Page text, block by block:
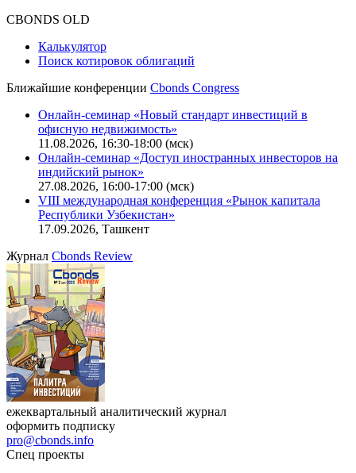
CBONDS OLD
Калькулятор
Поиск котировок облигаций
Ближайшие конференции Cbonds Congress
Онлайн-семинар «Новый стандарт инвестиций в
офисную недвижимость»
11.08.2026, 16:30-18:00 (мск)
Онлайн-семинар «Доступ иностранных инвесторов на
индийский рынок»
27.08.2026, 16:00-17:00 (мск)
VIII международная конференция «Рынок капитала
Республики Узбекистан»
17.09.2026, Ташкент
Журнал Cbonds Review
ежеквартальный аналитический журнал
оформить подписку
pro@cbonds.info
Спец проекты